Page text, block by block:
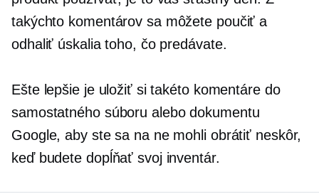
takýchto komentárov sa môžete poučiť a
odhaliť úskalia toho, čo predávate.
Ešte lepšie je uložiť si takéto komentáre do
samostatného súboru alebo dokumentu
Google, aby ste sa na ne mohli obrátiť neskôr,
keď budete dopĺňať svoj inventár.